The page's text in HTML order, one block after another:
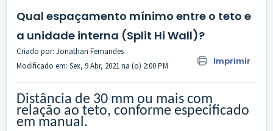
Qual espaçamento mínimo entre o teto e
a unidade interna (Split Hi Wall)?
Imprimir
Criado por: Jonathan Fernandes
Modificado em: Sex, 9 Abr, 2021 na (o) 2:00 PM
Distância de 30 mm ou mais com
relação ao teto, conforme especificado
em manual.